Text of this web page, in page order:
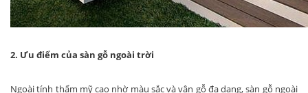
2. Ưu điểm của sàn gỗ ngoài trời
Ngoài tính thẩm mỹ cao nhờ màu sắc và vân gỗ đa dạng, sàn gỗ ngoài